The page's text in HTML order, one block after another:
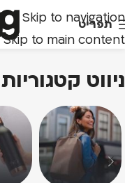
Skip to navigation
Skip to main content
תפריט
ניווט